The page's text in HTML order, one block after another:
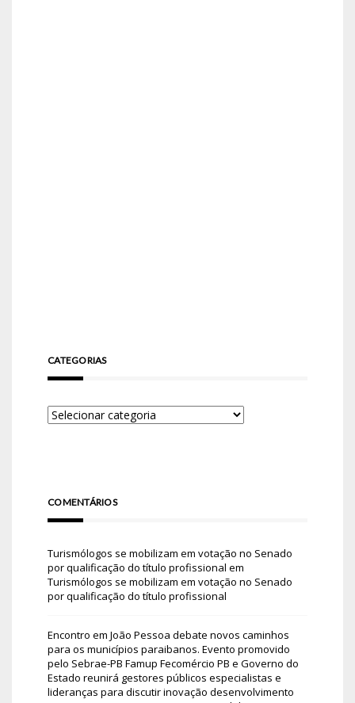
CATEGORIAS
COMENTÁRIOS
Turismólogos se mobilizam em votação no Senado
por qualificação do título profissional em
Turismólogos se mobilizam em votação no Senado
por qualificação do título profissional
Encontro em João Pessoa debate novos caminhos
para os municípios paraibanos. Evento promovido
pelo Sebrae-PB Famup Fecomércio PB e Governo do
Estado reunirá gestores públicos especialistas e
lideranças para discutir inovação desenvolvimento